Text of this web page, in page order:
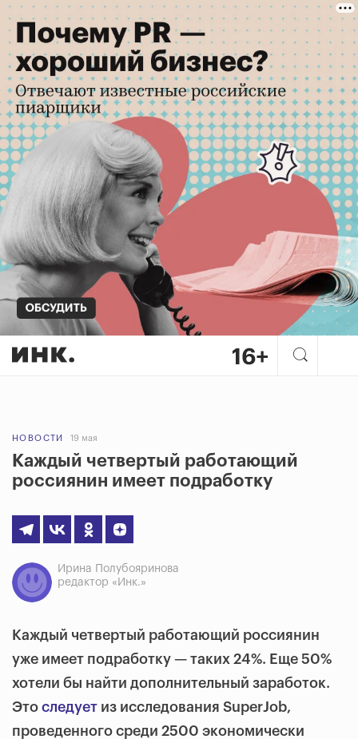
НОВОСТИ 19 мая
Каждый четвертый работающий
россиянин имеет подработку
Ирина Полубояринова
редактор «Инк.»
Каждый четвертый работающий россиянин
уже имеет подработку — таких 24%. Еще 50%
хотели бы найти дополнительный заработок.
Это следует из исследования SuperJob,
проведенного среди 2500 экономически